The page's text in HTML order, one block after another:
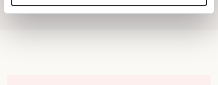
annons- och analysföretag som vi samarbetar med.
Dessa kan i sin tur kombinera informationen med annan